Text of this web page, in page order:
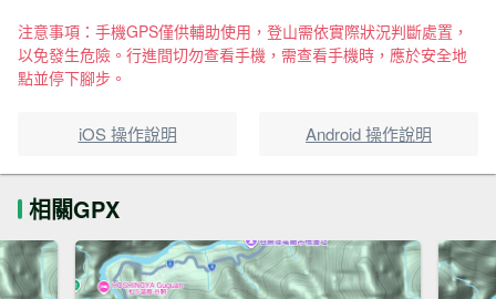
注意事項：手機GPS僅供輔助使用，登山需依實際狀況判斷處置，
以免發生危險。行進間切勿查看手機，需查看手機時，應於安全地
點並停下腳步。
iOS 操作說明 Android 操作說明
相關GPX